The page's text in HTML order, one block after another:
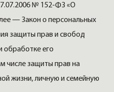
№ 152-ФЗ «О
— Закон о персональных
защиты прав и свобод
обработке его
числе защиты прав на
жизни, личную и семейную